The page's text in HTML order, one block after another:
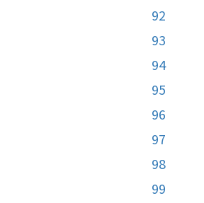
92
93
94
95
96
97
98
99